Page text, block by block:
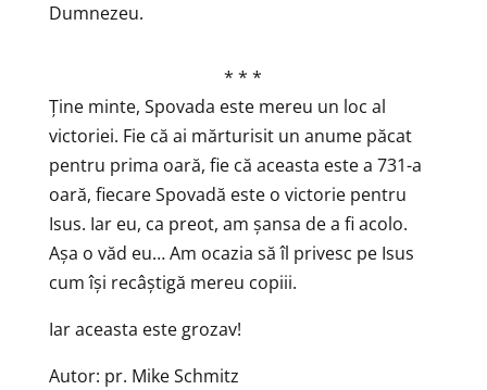
Dumnezeu.
* * *
Ține minte, Spovada este mereu un loc al
victoriei. Fie că ai mărturisit un anume păcat
pentru prima oară, fie că aceasta este a 731-a
oară, fiecare Spovadă este o victorie pentru
Isus. Iar eu, ca preot, am șansa de a fi acolo.
Așa o văd eu… Am ocazia să îl privesc pe Isus
cum își recâștigă mereu copiii.
Iar aceasta este grozav!
Autor: pr. Mike Schmitz